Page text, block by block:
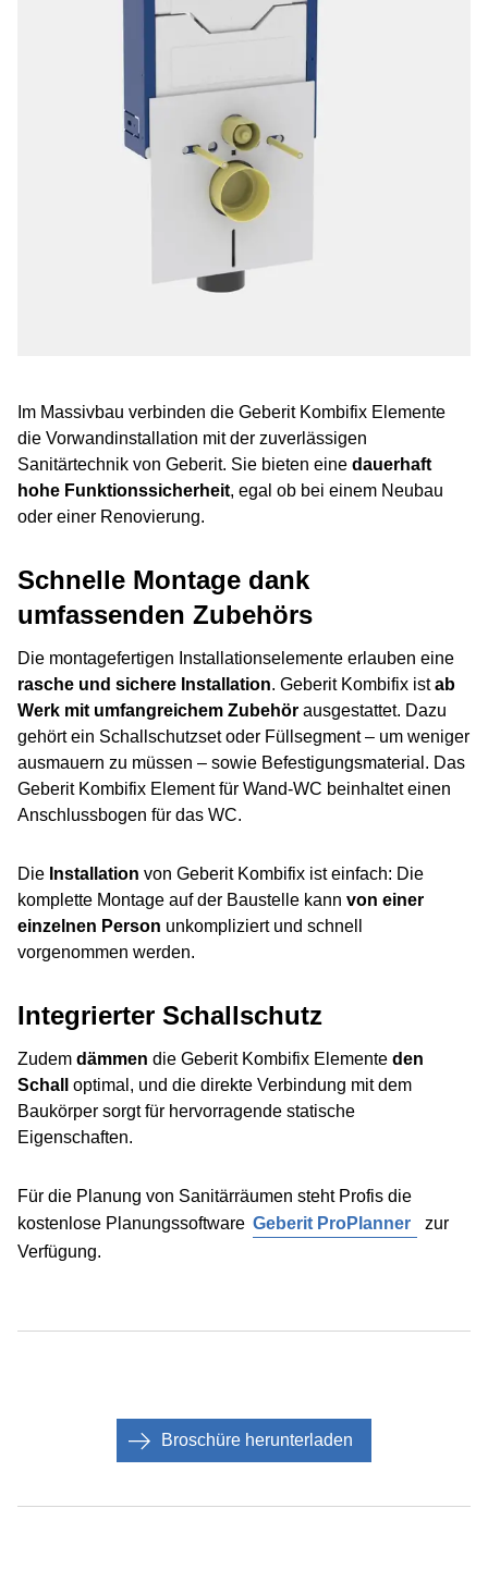
Im Massivbau verbinden die Geberit Kombifix Elemente
die Vorwandinstallation mit der zuverlässigen
Sanitärtechnik von Geberit. Sie bieten eine dauerhaft
hohe Funktionssicherheit, egal ob bei einem Neubau
oder einer Renovierung.
Schnelle Montage dank
umfassenden Zubehörs
Die montagefertigen Installationselemente erlauben eine
rasche und sichere Installation. Geberit Kombifix istab
Werk mit umfangreichem Zubehör ausgestattet. Dazu
gehört ein Schallschutzset oder Füllsegment – um weniger
ausmauern zu müssen – sowie Befestigungsmaterial. Das
Geberit Kombifix Element für Wand-WC beinhaltet einen
Anschlussbogen für das WC.
Die Installation von Geberit Kombifix ist einfach: Die
komplette Montage auf der Baustelle kann von einer
einzelnen Person unkompliziert und schnell
vorgenommen werden.
Integrierter Schallschutz
Zudem dämmen die Geberit Kombifix Elemente den
Schall optimal, und die direkte Verbindung mit dem
Baukörper sorgt für hervorragende statische
Eigenschaften.
Für die Planung von Sanitärräumen steht Profis die
kostenlose Planungssoftware Geberit ProPlanner
zur
Verfügung.
Broschüre herunterladen